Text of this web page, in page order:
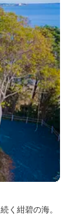
く紺碧の海。